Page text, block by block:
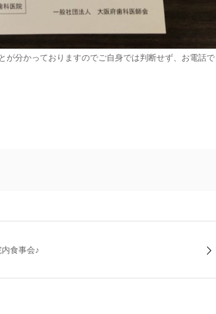
分かっておりますのでご自身では判断せず、お電話
食事会♪